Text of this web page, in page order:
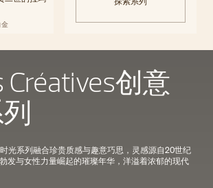
金
Créatives创意
光系列融合珍贵质感与趣意巧思，灵感源自20世纪
发与女性力量崛起的璀璨年华，洋溢着浓郁的现代